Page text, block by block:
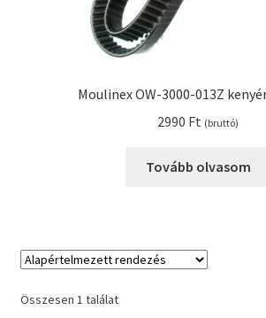
Online HELP
Tippek, tanácsok kenyérsütő szereléshez
Moulinex OW-3000-013Z
2990 Ft (bruttó)
Tovább olvasom
Összesen 1 találat